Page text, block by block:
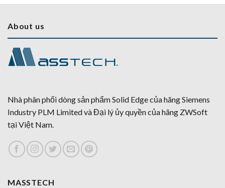
About us
Nhà phân phối dòng sản phẩm Solid Edge của hãng Siemens
Industry PLM Limited và Đại lý ủy quyền của hãng ZWSoft
tại Việt Nam.
MASSTECH